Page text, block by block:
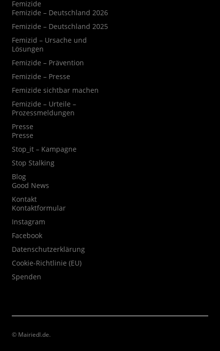
Femizide
Femizide – Deutschland 2026
Femizide – Deutschland 2025
Femizid – Ursache und
Lösungen
Femizide – Prävention
Femizide – Presse
Femizide sichtbar machen
Femizide – Urteile –
Prozessmeldungen
Presse
Presse
Stop_it – Kampagne
Stop Stalking
Blog
Good News
Kontakt
Kontaktformular
Instagram
Facebook
Datenschutzerklärung
Cookie-Richtlinie (EU)
Spenden
© Mairiedl.de